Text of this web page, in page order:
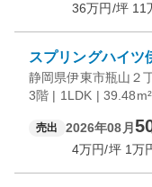
36万円/坪 11
スプリングハイツ
静岡県伊東市瓶山２
3階 | 1LDK |
売出 2026年08月
4万円/坪 1万